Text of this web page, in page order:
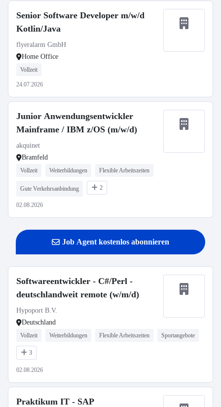
Senior Software Developer m/w/d
Kotlin/Java
flyeralarm GmbH
Home Office
Vollzeit
24.07.2026
Junior Anwendungsentwickler
Mainframe / IBM z/OS (m/w/d)
akquinet
Bramfeld
Vollzeit Weiterbildungen Flexible Arbeitszeiten
Gute Verkehrsanbindung 2
02.08.2026
Job Agent kostenlos abonnieren
Softwareentwickler - C#/Perl -
deutschlandweit remote (w/m/d)
Hypoport B.V.
Deutschland
Vollzeit Weiterbildungen Flexible Arbeitszeiten Sportangebote
3
02.08.2026
Praktikum IT - SAP